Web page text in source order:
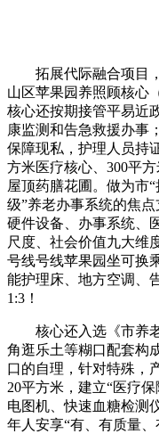
拓展代际融合项目，
山区苹果园养照顾核心
核心还按期接管平易近
康监测和告急救援办事
保障现私，护理人员持
方米医疗核心、300平
屋顶药膳花圃。做为市
级”养老办事系统的焦
硬件设备、办事系统、
尺度、社会价值九大维
号线号线苹果园坐可换
能护理床、地方空调、
1:3！
核心还入选《市养老
角逛乐土等糊口配套构
口的自理，针对特殊，
20平方米，建立“医疗
电图机、快速血糖检测
年人安享“有、有质量